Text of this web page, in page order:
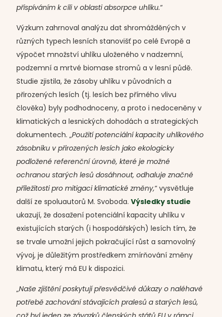
přispíváním k cíli v oblasti absorpce uhlíku.“
Výzkum zahrnoval analýzu dat shromážděných v
různých typech lesních stanovišť po celé Evropě a
výpočet množství uhlíku uloženého v nadzemní,
podzemní a mrtvé biomase stromů a v lesní půdě.
Studie zjistila, že zásoby uhlíku v původních a
přirozených lesích (tj. lesích bez přímého vlivu
člověka) byly podhodnoceny, a proto i nedoceněny v
klimatických a lesnických dohodách a strategických
dokumentech. „Použití potenciální kapacity uhlíkového
zásobníku v přirozených lesích jako ekologicky
podložené referenční úrovně, které je možné
ochranou starých lesů dosáhnout, odhaluje značné
příležitosti pro mitigaci klimatické změny,“ vysvětluje
další ze spoluautorů M. Svoboda.Výsledky studie
ukazují, že dosažení potenciální kapacity uhlíku v
existujících starých (i hospodářských) lesích tím, že
se trvale umožní jejich pokračující růst a samovolný
vývoj, je důležitým prostředkem zmírňování změny
klimatu, který má EU k dispozici.
„Naše zjištění poskytují přesvědčivé důkazy o naléhavé
potřebě zachování stávajících pralesů a starých lesů,